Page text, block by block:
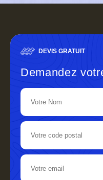
DEVIS GRATUIT
Demandez